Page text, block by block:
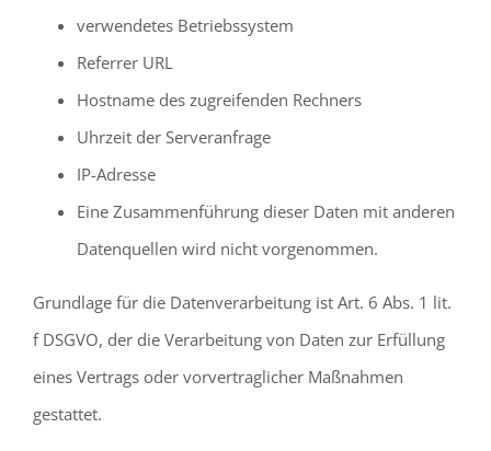
verwendetes Betriebssystem
Referrer URL
Hostname des zugreifenden Rechners
Uhrzeit der Serveranfrage
IP-Adresse
Eine Zusammenführung dieser Daten mit anderen
Datenquellen wird nicht vorgenommen.
Grundlage für die Datenverarbeitung ist Art. 6 Abs. 1 lit.
f DSGVO, der die Verarbeitung von Daten zur Erfüllung
eines Vertrags oder vorvertraglicher Maßnahmen
gestattet.